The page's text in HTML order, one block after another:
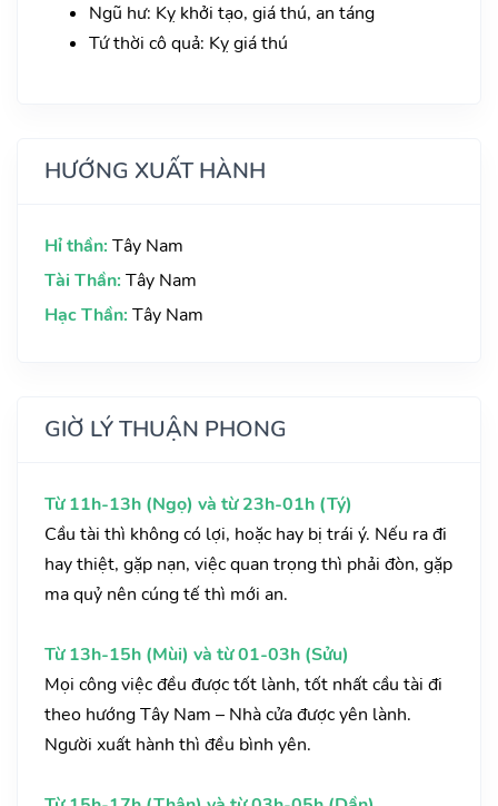
Ngũ hư: Kỵ khởi tạo, giá thú, an táng
Tứ thời cô quả: Kỵ giá thú
HƯỚNG XUẤT HÀNH
Hỉ thần: Tây Nam
Tài Thần: Tây Nam
Hạc Thần: Tây Nam
GIỜ LÝ THUẬN PHONG
Từ 11h-13h (Ngọ) và từ 23h-01h (Tý)
Cầu tài thì không có lợi, hoặc hay bị trái ý. Nếu ra đi
hay thiệt, gặp nạn, việc quan trọng thì phải đòn, gặp
ma quỷ nên cúng tế thì mới an.
Từ 13h-15h (Mùi) và từ 01-03h (Sửu)
Mọi công việc đều được tốt lành, tốt nhất cầu tài đi
theo hướng Tây Nam – Nhà cửa được yên lành.
Người xuất hành thì đều bình yên.